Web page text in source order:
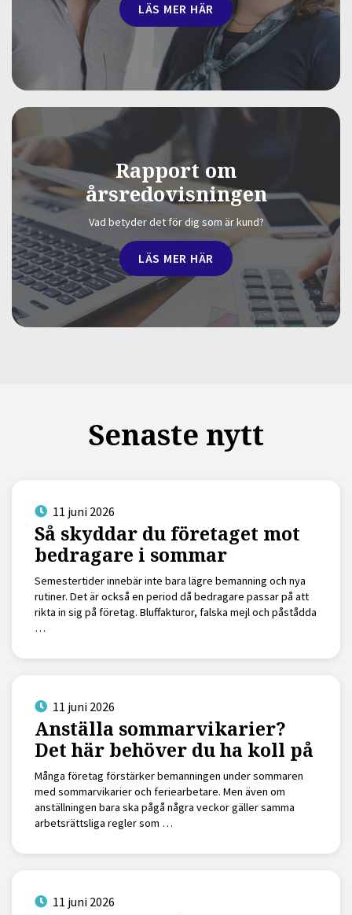
LÄS MER HÄR
Rapport om
årsredovisningen
Vad betyder det för dig som är kund?
LÄS MER HÄR
Senaste nytt
11 juni 2026
Så skyddar du företaget mot
bedragare i sommar
Semestertider innebär inte bara lägre bemanning och nya
rutiner. Det är också en period då bedragare passar på att
rikta in sig på företag. Bluffakturor, falska mejl och påstådda
…
11 juni 2026
Anställa sommarvikarier?
Det här behöver du ha koll på
Många företag förstärker bemanningen under sommaren
med sommarvikarier och feriearbetare. Men även om
anställningen bara ska pågå några veckor gäller samma
arbetsrättsliga regler som …
11 juni 2026